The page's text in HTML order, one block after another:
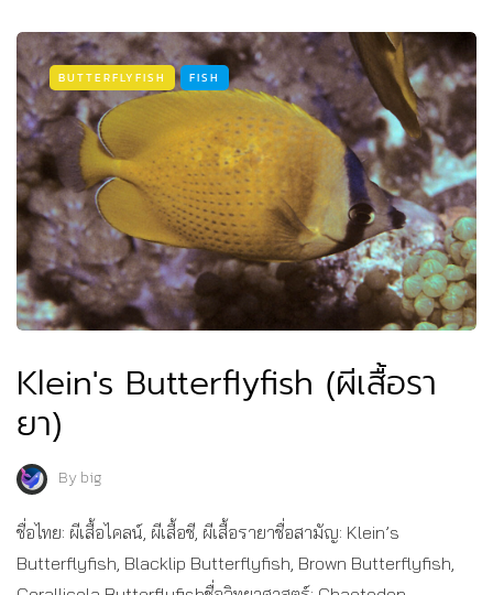
BUTTERFLYFISH FISH
Klein's Butterflyfish (ผีเสื้อรา
ยา)
Bybig
ชื่อไทย: ผีเสื้อไคลน์, ผีเสื้อชี, ผีเสื้อรายาชื่อสามัญ: Klein’s
Butterflyfish, Blacklip Butterflyfish, Brown Butterflyfish,